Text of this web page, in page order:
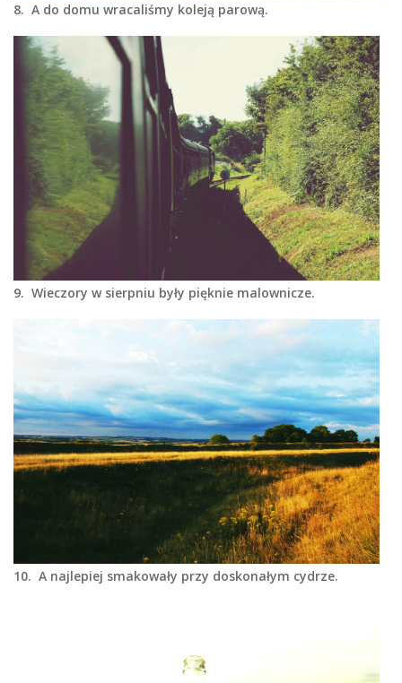
8. A do domu wracaliśmy koleją parową.
9. Wieczory w sierpniu były pięknie malownicze.
10. A najlepiej smakowały przy doskonałym cydrze.